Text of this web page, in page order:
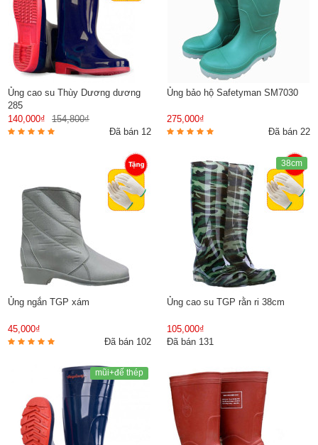
Ủng cao su Thùy Dương dương
285
140,000₫
154,800₫
Đã bán 12
Ủng bảo hộ Safetyman SM7030
275,000₫
Đã bán 22
Ủng ngắn TGP xám
45,000₫
Đã bán 102
38cm
Ủng cao su TGP rằn ri 38cm
105,000₫
Đã bán 131
mũi+đế thép